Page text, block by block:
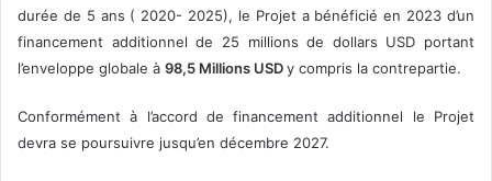
durée de 5 ans ( 2020- 2025), le Projet a bénéficié en 2023 d’un
financement additionnel de 25 millions de dollars USD portant
l’enveloppe globale à 98,5 Millions USDy compris la contrepartie.
Conformément à l’accord de financement additionnel le Projet
devra se poursuivre jusqu’en décembre 2027.